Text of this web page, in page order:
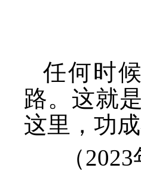
任何时
路。这就
这里，功
（